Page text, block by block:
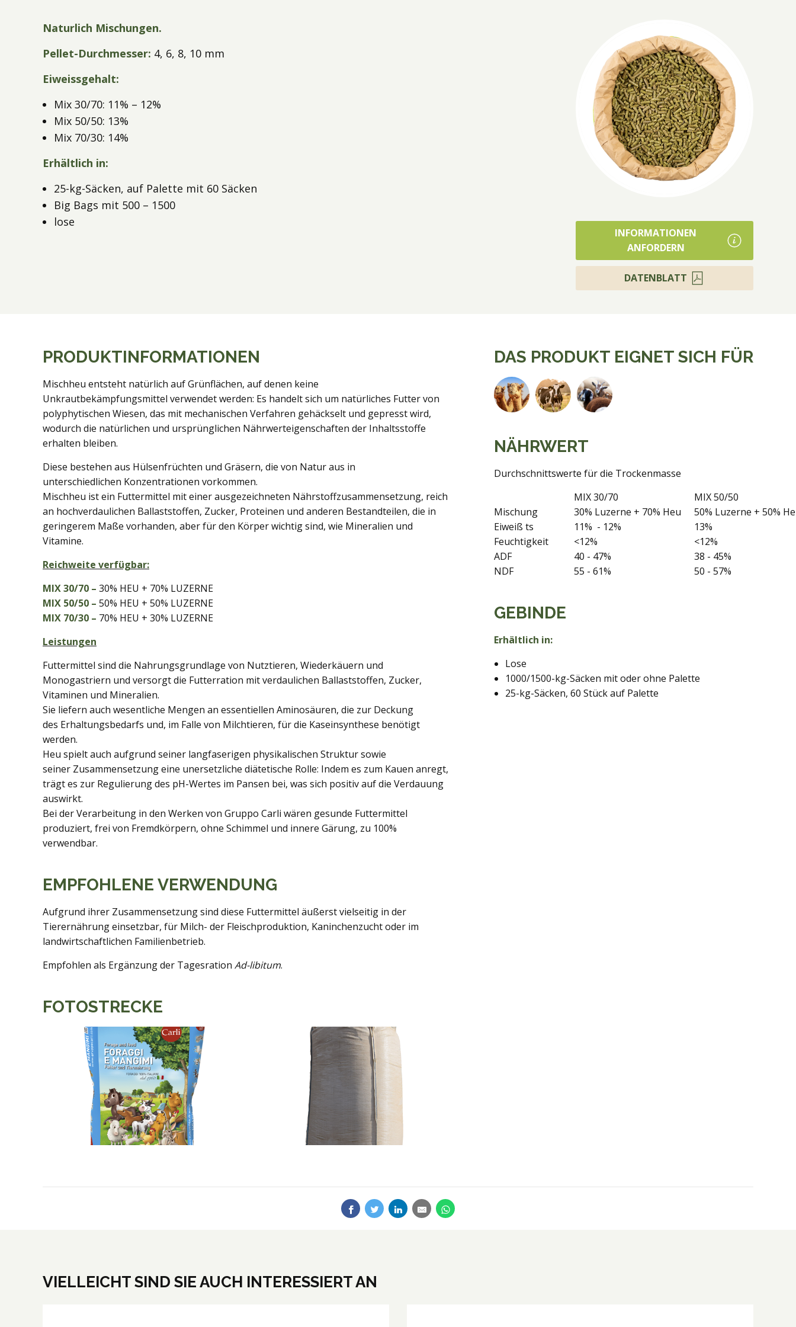
Naturlich Mischungen.
Pellet-Durchmesser: 4, 6, 8, 10 mm
Eiweissgehalt:
Mix 30/70: 11% – 12%
Mix 50/50: 13%
Mix 70/30: 14%
Erhältlich in:
25-kg-Säcken, auf Palette mit 60 Säcken
Big Bags mit 500 – 1500
lose
INFORMATIONEN
ANFORDERN
DATENBLATT
PRODUKTINFORMATIONEN
Mischheu entsteht natürlich auf Grünflächen, auf denen keine
Unkrautbekämpfungsmittel verwendet werden: Es handelt sich um natürliches Futter von
polyphytischen Wiesen, das mit mechanischen Verfahren gehäckselt und gepresst wird,
wodurch die natürlichen und ursprünglichen Nährwerteigenschaften der Inhaltsstoffe
erhalten bleiben.
Diese bestehen aus Hülsenfrüchten und Gräsern, die von Natur aus in
unterschiedlichen Konzentrationen vorkommen.
Mischheu ist ein Futtermittel mit einer ausgezeichneten Nährstoffzusammensetzung, reich
an hochverdaulichen Ballaststoffen, Zucker, Proteinen und anderen Bestandteilen, die in
geringerem Maße vorhanden, aber für den Körper wichtig sind, wie Mineralien und
Vitamine.
Reichweite verfügbar:
MIX 30/70 – 30% HEU + 70% LUZERNE
MIX 50/50 – 50% HEU + 50% LUZERNE
MIX 70/30 – 70% HEU + 30% LUZERNE
Leistungen
Futtermittel sind die Nahrungsgrundlage von Nutztieren, Wiederkäuern und
Monogastriern und versorgt die Futterration mit verdaulichen Ballaststoffen, Zucker,
Vitaminen und Mineralien.
Sie liefern auch wesentliche Mengen an essentiellen Aminosäuren, die zur Deckung
des Erhaltungsbedarfs und, im Falle von Milchtieren, für die Kaseinsynthese benötigt
werden.
Heu spielt auch aufgrund seiner langfaserigen physikalischen Struktur sowie
seiner Zusammensetzung eine unersetzliche diätetische Rolle: Indem es zum Kauen anregt,
trägt es zur Regulierung des pH-Wertes im Pansen bei, was sich positiv auf die Verdauung
auswirkt.
Bei der Verarbeitung in den Werken von Gruppo Carli wären gesunde Futtermittel
produziert, frei von Fremdkörpern, ohne Schimmel und innere Gärung, zu 100%
verwendbar.
EMPFOHLENE VERWENDUNG
Aufgrund ihrer Zusammensetzung sind diese Futtermittel äußerst vielseitig in der
Tierernährung einsetzbar, für Milch- der Fleischproduktion, Kaninchenzucht oder im
landwirtschaftlichen Familienbetrieb.
Empfohlen als Ergänzung der Tagesration Ad-libitum.
FOTOSTRECKE
DAS PRODUKT EIGNET SICH FÜR
NÄHRWERT
Durchschnittswerte für die Trockenmasse
MIX 30/70
MIX 50/50
Mischung
30% Luzerne + 70% Heu
50% Luzerne + 50%
Eiweiß ts
11% - 12%
13%
Feuchtigkeit
<12%
<12%
ADF
40 - 47%
38 - 45%
NDF
55 - 61% 50 - 57%
GEBINDE
Erhältlich in:
Lose
1000/1500-kg-Säcken mit oder ohne Palette
25-kg-Säcken, 60 Stück auf Palette
VIELLEICHT SIND SIE AUCH INTERESSIERT AN